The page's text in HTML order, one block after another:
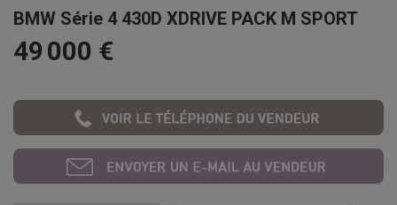
BMW Série 4 430D XDRIVE PACK M SPORT
49 000 €